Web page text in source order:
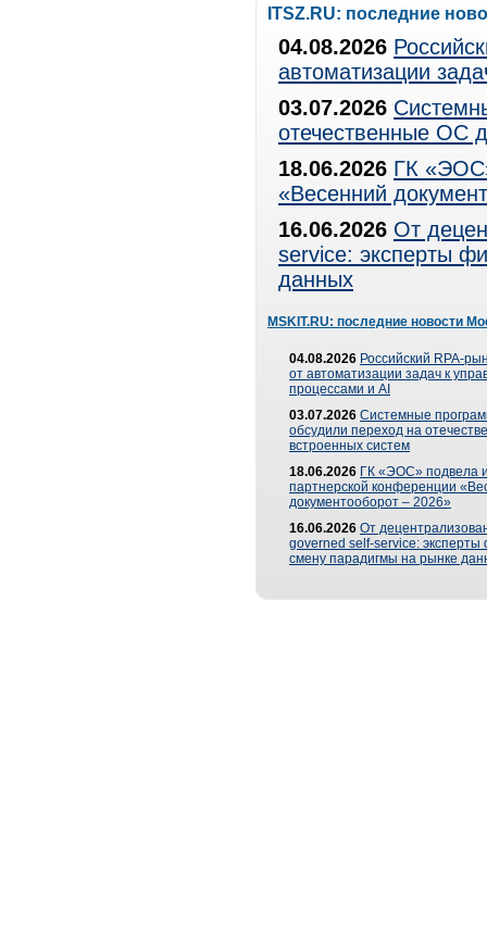
ITSZ.RU: последние
04.08.2026
автоматизации
03.07.2026
отечественные ОС
18.06.2026 ГК
«Весенний
16.06.2026 От
service: эксперты
данных
MSKIT.RU: последние новости
04.08.2026 Российский RPA-
от автоматизации задач к
процессами и AI
03.07.2026 Системные
обсудили переход на
встроенных систем
18.06.2026 ГК «ЭОС» подвела
партнерской конференции
документооборот – 2026»
16.06.2026 От
governed self-service: эксперты
смену парадигмы на рынке